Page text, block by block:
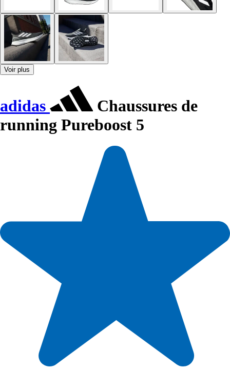
Voir plus
adidas
Chaussures de
running Pureboost 5